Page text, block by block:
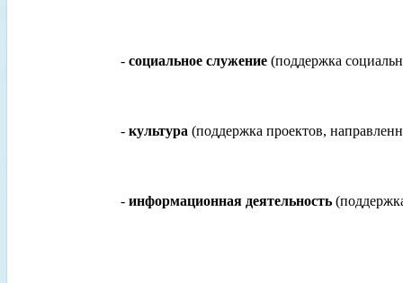
- социальное служение (поддержка
- культура (поддержка проектов,
- информационная деятельность